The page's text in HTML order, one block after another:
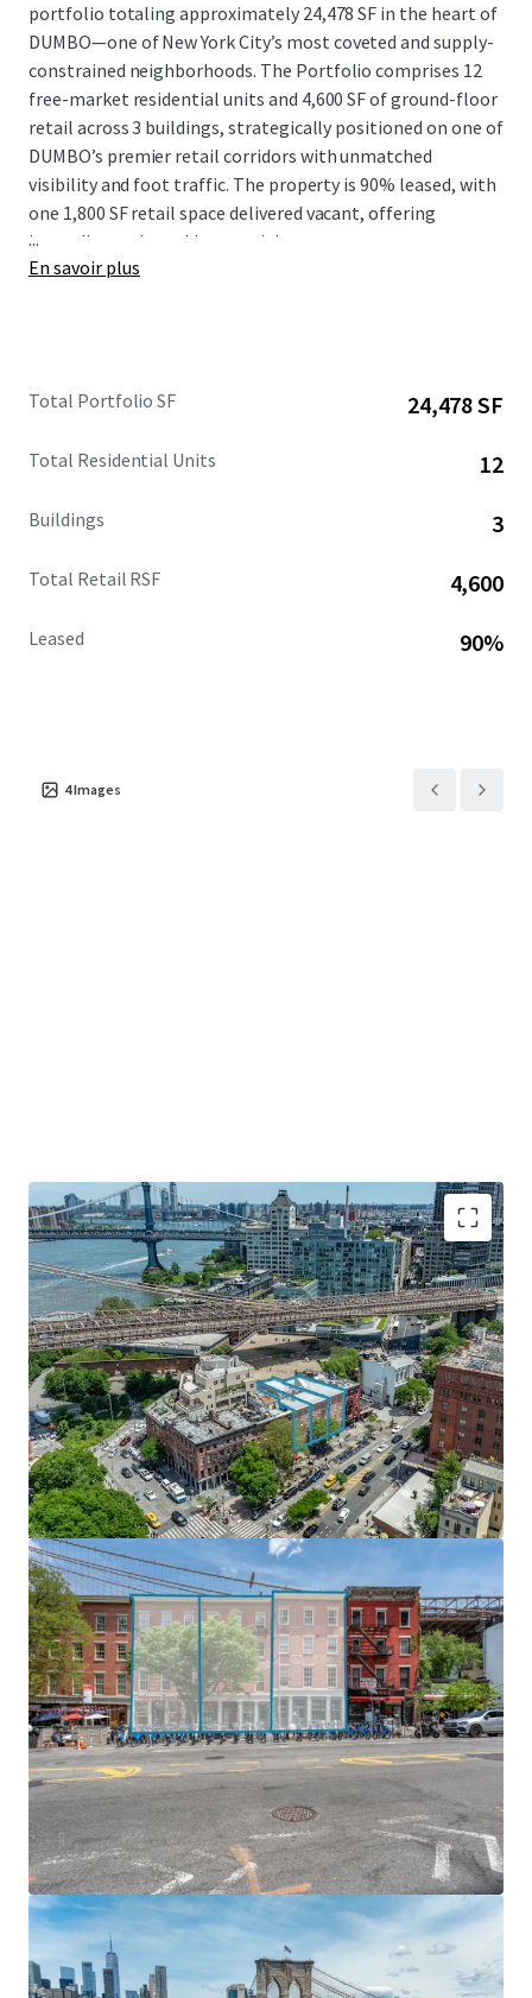
portfolio totaling approximately 24,478 SF in the heart of
DUMBO—one of New York City’s most coveted and supply-
constrained neighborhoods. The Portfolio comprises 12
free-market residential units and 4,600 SF of ground-floor
retail across 3 buildings, strategically positioned on one of
DUMBO’s premier retail corridors with unmatched
visibility and foot traffic. The property is 90% leased, with
one 1,800 SF retail space delivered vacant, offering
immediate value-add potential.
...
En savoir plus
Total Portfolio SF 24,478 SF
Total Residential Units 12
Buildings 3
Total Retail RSF 4,600
Leased 90%
4Images
STRONG RETAIL ANCHORS IN HIGH-VELOCITY MARKET
The Portfolio is anchored by nationally recognized
tenants including Häagen-Dazs, Cinnabon, and Brooklyn
Gifts. Exceptional retail velocity reflects sustained
consumer demand and the neighborhood's premier status.
The vacant 1,800 SF retail space offers an excellent value-
add opportunity.
TURN-KEY INVESTMENT WITH IMMEDIATE UPSIDE
All 12 free-market apartments are under-market relative
to current rates, offering immediate upside potential
without renovation. High-quality finishes and in-unit
washer/dryers ensure minimal capital expenditure.
DUMBO's condo and rental markets are among Brooklyn's
strongest, with recent sales averaging over $2,000 PSF and
rents exceeding $100 PSF. Limited inventory and
neighborhood prestige drive robust demand.
UNPARALLELED LOCATION & FOOT TRAFFIC
Located in DUMBO's tourist and dining epicenter, the
properties are surrounded by iconic destinations including
Juliana's, Brooklyn Ice Cream Factory, Grimaldi's, and The
River Cafe. Positioned steps from Brooklyn Bridge Park
and the East River waterfront with sweeping Manhattan
skyline views, the site benefits from exceptional